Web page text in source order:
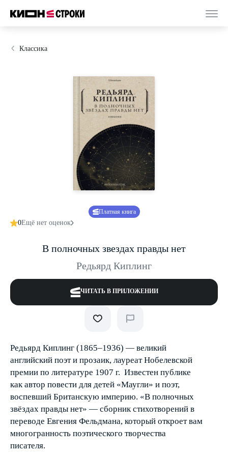
Классика
Платная книга
0Ещё нет оценок
В полночных звездах правды нет
Редьярд Киплинг
ЧИТАТЬ В ПРИЛОЖЕНИИ
Редьярд Киплинг (1865–1936) — великий
английский поэт и прозаик, лауреат Нобелевской
премии по литературе 1907 г. Известен публике
как автор повести для детей «Маугли» и поэт,
воспевший Британскую империю. «В полночных
звёздах правды нет» — сборник стихотворений в
переводе Евгения Фельдмана, который откроет вам
многогранность поэтического творчества
писателя.